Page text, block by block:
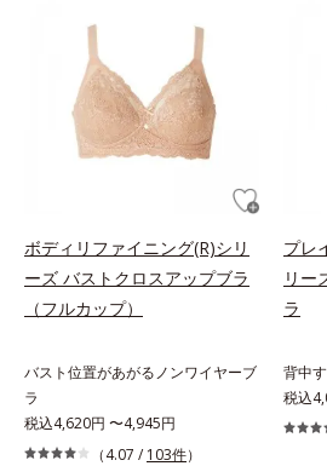
ボディリファイニング(R)シリ
ーズ バストクロスアップブラ
（フルカップ）
バスト位置があがるノンワイヤーブ
ラ
税込4,620円 〜4,945円
（4.07 / 103件）
プレ
リー
ラ
背中
税込